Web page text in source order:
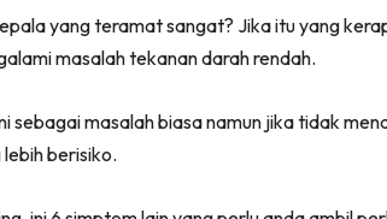
yang teramat sangat? Jika itu yang
masalah tekanan darah rendah.
sebagai masalah biasa namun jika tidak
berisiko.